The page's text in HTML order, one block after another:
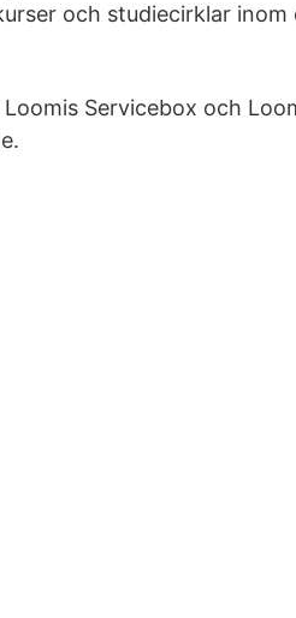
och studiecirklar inom
Servicebox och